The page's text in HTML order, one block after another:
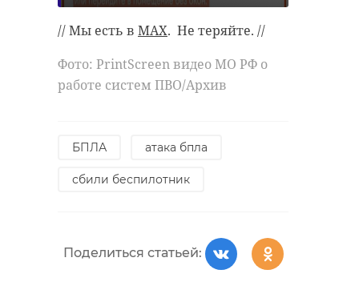
// Мы есть в MAX. Не теряйте. //
Фото: PrintScreen видео МО РФ о
работе систем ПВО/Архив
БПЛА атака бпла
сбили беспилотник
Поделиться статьей: